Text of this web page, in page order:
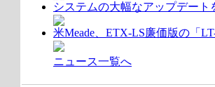
システムの大幅なアップデート
米Meade、ETX-LS廉価版の「
ニュース一覧へ